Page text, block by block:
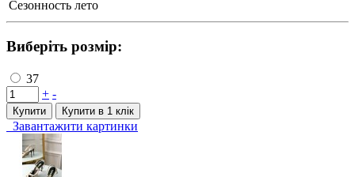
Сезонность лето
Виберіть розмір:
37
+ -
Купити Купити в 1 клiк
Завантажити картинки